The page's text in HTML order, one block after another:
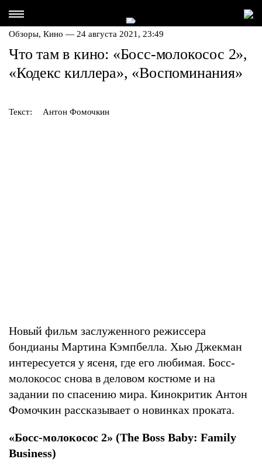
Обзоры, Кино — 24 августа 2021, 23:49
Что там в кино: «Босс-молокосос 2»,
«Кодекс киллера», «Воспоминания»
Текст: Антон Фомочкин
Новый фильм заслуженного режиссера
бондианы Мартина Кэмпбелла. Хью Джекман
интересуется у ясеня, где его любимая. Босс-
молокосос снова в деловом костюме и на
задании по спасению мира. Кинокритик Антон
Фомочкин рассказывает о новинках проката.
«Босс-молокосос 2» (The Boss Baby: Family
Business)